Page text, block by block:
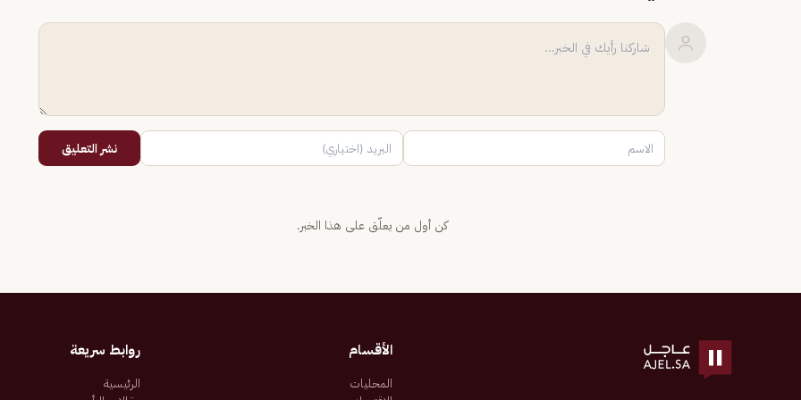
نشر التعليق
كن أول من يعلّق على هذا الخبر.
الأقسام
المحليات
روابط سريعة
الرئيسية